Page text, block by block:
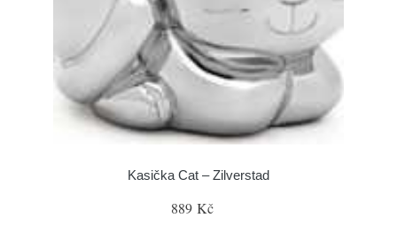
Kasička Cat – Zilverstad
889 Kč